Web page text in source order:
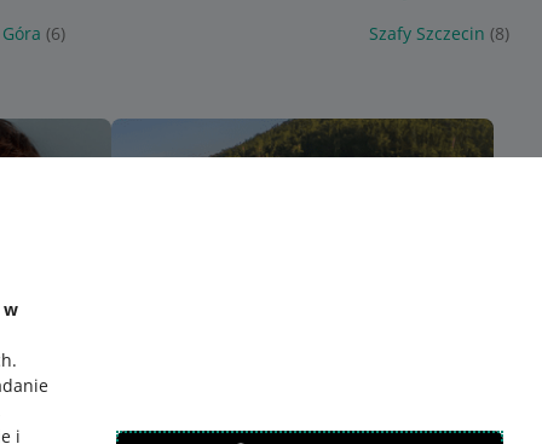
w
.
i
(6) Szafy Szczecin (8)